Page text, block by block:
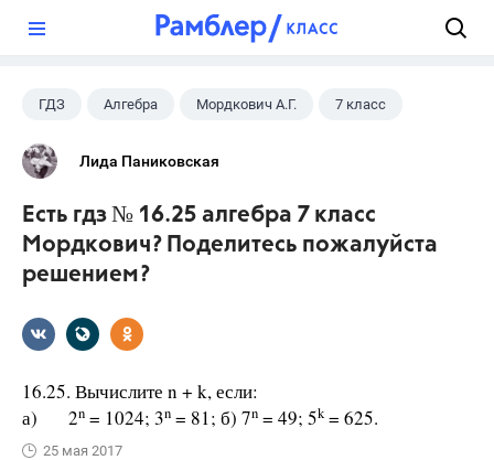
ГДЗ Алгебра Мордкович А.Г. 7 класс
Лида Паниковская
Есть гдз № 16.25 алгебра 7 класс
Мордкович? Поделитесь пожалуйста
решением?
16.25. Вычислите n + k, если:
а) 2n = 1024; 3n = 81; б) 7n = 49; 5k= 625.
25 мая 2017